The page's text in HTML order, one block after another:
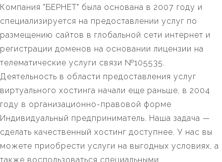
Компания "БЕРНЕТ" была основана в 2007 году и
специализируется на предоставлении услуг по
размещению сайтов в глобальной сети интернет и
регистрации доменов на основании лицензии на
телематические услуги связи №105535.
Деятельность в области предоставления услуг
виртуального хостинга начали еще раньше, в 2004
году в организационно-правовой форме
Индивидуальный предприниматель. Наша задача —
сделать качественный хостинг доступнее. У нас вы
можете приобрести услуги на выгодных условиях, а
также воспользоваться специальными